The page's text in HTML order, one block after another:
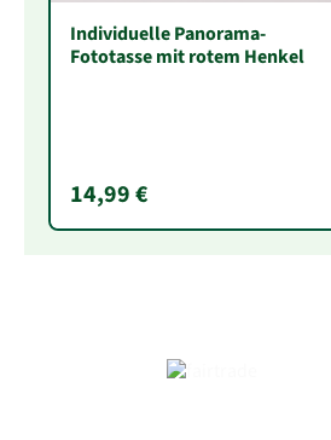
Individuelle Panorama-
Fototasse mit rotem Henkel
14,99 €